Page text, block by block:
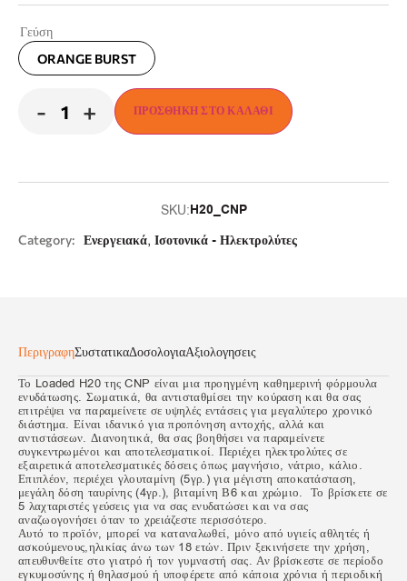
Γεύση
ORANGE BURST
- + ΠΡΟΣΘΉΚΗ ΣΤΟ ΚΑΛΆΘΙ
SKU:H20_CNP
Category: Ενεργειακά, Ισοτονικά - Ηλεκτρολύτες
ΠεριγραφηΣυστατικαΔοσολογιαΑξιολογησεις
Το Loaded H20 της CNP είναι μια προηγμένη καθημερινή φόρμουλα
ενυδάτωσης. Σωματικά, θα αντισταθμίσει την κούραση και θα σας
επιτρέψει να παραμείνετε σε υψηλές εντάσεις για μεγαλύτερο χρονικό
διάστημα. Είναι ιδανικό για προπόνηση αντοχής, αλλά και
αντιστάσεων. Διανοητικά, θα σας βοηθήσει να παραμείνετε
συγκεντρωμένοι και αποτελεσματικοί. Περιέχει ηλεκτρολύτες σε
εξαιρετικά αποτελεσματικές δόσεις όπως μαγνήσιο, νάτριο, κάλιο.
Επιπλέον, περιέχει γλουταμίνη (5γρ.) για μέγιστη αποκατάσταση,
μεγάλη δόση ταυρίνης (4γρ.), βιταμίνη Β6 και χρώμιο. Το βρίσκετε σε
5 λαχταριστές γεύσεις για να σας ενυδατώσει και να σας
αναζωογονήσει όταν το χρειάζεστε περισσότερο.
Αυτό το προϊόν, μπορεί να καταναλωθεί, μόνο από υγιείς αθλητές ή
ασκούμενους,ηλικίας άνω των 18 ετών. Πριν ξεκινήσετε την χρήση,
απευθυνθείτε στο γιατρό ή τον γυμναστή σας. Αν βρίσκεστε σε περίοδο
εγκυμοσύνης ή θηλασμού ή υποφέρετε από κάποια χρόνια ή περιοδική